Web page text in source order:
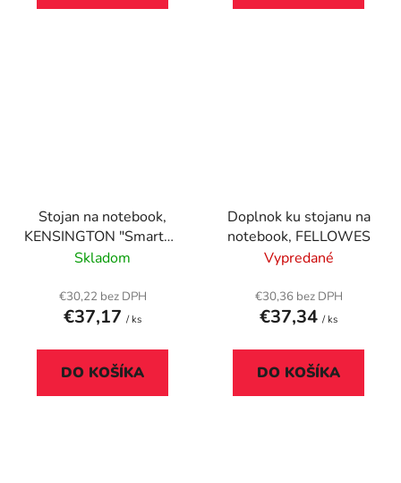
Stojan na notebook,
KENSINGTON "SmartFit
Easy Riser", sivá
Skladom
€30,22 bez DPH
€37,17 / ks
DO KOŠÍKA
Doplnok ku stojanu na
notebook, FELLOWES
Vypredané
€30,36 bez DPH
€37,34 / ks
DO KOŠÍKA